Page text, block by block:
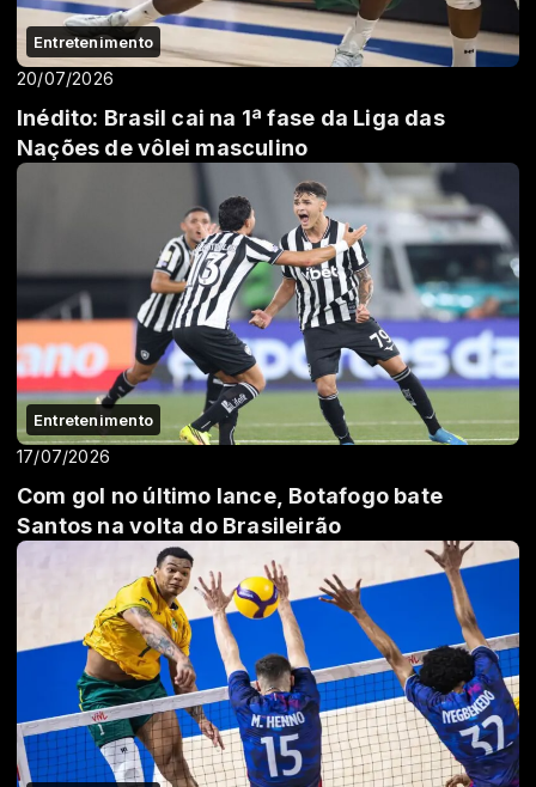
Entretenimento
20/07/2026
Inédito: Brasil cai na 1ª fase da Liga das
Nações de vôlei masculino
Entretenimento
17/07/2026
Com gol no último lance, Botafogo bate
Santos na volta do Brasileirão